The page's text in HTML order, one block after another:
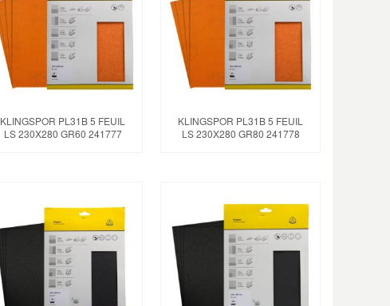
KLINGSPOR PL31B 5 FEUIL
LS 230X280 GR60 241777
KLINGSPOR PL31B 5 FEUIL
LS 230X280 GR80 241778